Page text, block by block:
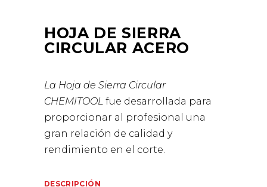
HOJA DE SIERRA
CIRCULAR ACERO
La Hoja de Sierra Circular
CHEMITOOL fue desarrollada para
proporcionar al profesional una
gran relación de calidad y
rendimiento en el corte.
DESCRIPCIÓN